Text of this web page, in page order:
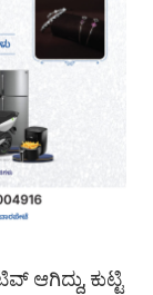
ಕುಟ್ಟಿ